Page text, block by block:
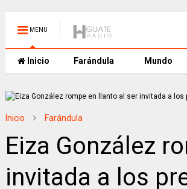
MENU
Inicio Farándula Mundo
Inicio Farándula
Eiza González
invitada a los